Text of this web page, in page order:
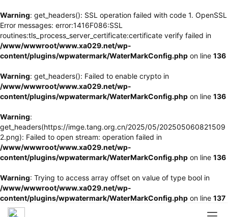
Warning: get_headers(): SSL operation failed with code 1. OpenSSL
Error messages: error:1416F086:SSL
routines:tls_process_server_certificate:certificate verify failed in
/www/wwwroot/www.xa029.net/wp-
content/plugins/wpwatermark/WaterMarkConfig.php on line 136
Warning: get_headers(): Failed to enable crypto in
/www/wwwroot/www.xa029.net/wp-
content/plugins/wpwatermark/WaterMarkConfig.php on line 136
Warning:
get_headers(https://imge.tang.org.cn/2025/05/202505060821509
2.png): Failed to open stream: operation failed in
/www/wwwroot/www.xa029.net/wp-
content/plugins/wpwatermark/WaterMarkConfig.php on line 136
Warning: Trying to access array offset on value of type bool in
/www/wwwroot/www.xa029.net/wp-
content/plugins/wpwatermark/WaterMarkConfig.php on line 137